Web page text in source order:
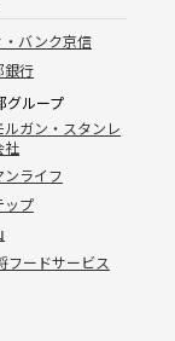
・バンク京信
銀行
グループ
ガン・スタンレ
社
ライフ
ップ
フードサービス